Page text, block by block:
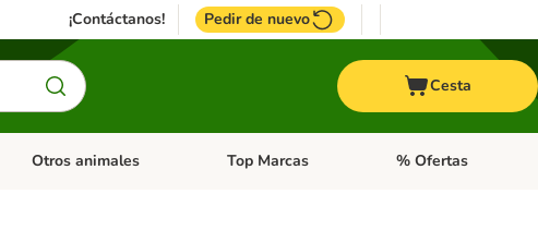
¡Contáctanos! Pedir de nuevo
Cesta
Roedores y +
Menú de categoria abierto: Pájaros
Otros animales Menú de categoria abierto: Otros animales
Top Marcas Menú de categoria
% Ofertas